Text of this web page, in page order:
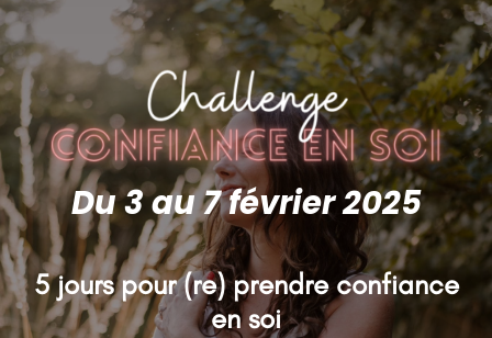
Du 3 au 7 février 2025
5 jours pour (re) prendre confiance
en soi